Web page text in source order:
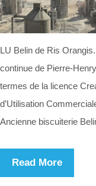
LU Belin de Ris
continue de Pierre-
termes de la licence
d’Utilisation
Ancienne biscuiterie
Read More